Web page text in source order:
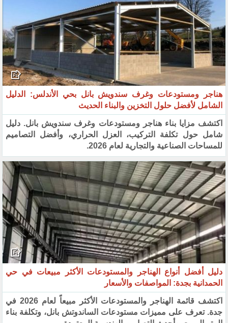
هناجر ومستودعات وغرف سندويش بانل بحي الأندلس: الدليل
الشامل لأفضل حلول التخزين والبناء الحديث
اكتشف مزايا بناء هناجر ومستودعات وغرف سندويش بانل. دليل
شامل حول تكلفة التركيب، العزل الحراري، وأفضل التصاميم
للمساحات الصناعية والتجارية لعام 2026.
دليل أفضل أنواع الهناجر والمستودعات الأكثر مبيعات في حي
الحمدانية بجدة: المواصفات والأسعار
اكتشف قائمة الهناجر والمستودعات الأكثر مبيعاً لعام 2026 في
جدة. تعرف على مميزات مستودعات الساندوتش بانل، وتكلفة بناء